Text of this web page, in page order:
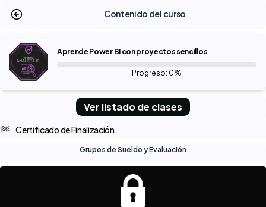
Contenido del curso
Aprende Power BI con proyectos sencillos
Progreso: 0%
Ver listado de clases
🏁 Certificado de Finalización
Grupos de Sueldo y Evaluación